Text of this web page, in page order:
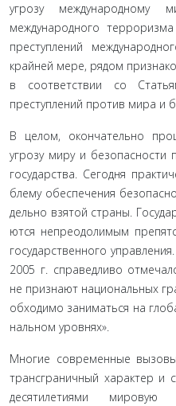
угрозу меж­дународному
международного
преступлений
крайней мере, рядом
в соответствии со
преступлений против мира и
В целом, окончательно
угрозу миру и безопасности
государства. Сегодня
блему обеспечения
дельно взятой страны.
ются непреодолимым
государственного
2005 г. справедливо
не признают национальных
обходимо заниматься на
нальном уровнях».
Многие современные
трансграничный характер и
десятилетиями